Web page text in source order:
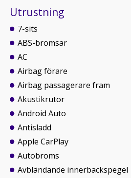
Utrustning
7-sits
ABS-bromsar
AC
Airbag förare
Airbag passagerare fram
Akustikrutor
Android Auto
Antisladd
Apple CarPlay
Autobroms
Avbländande innerbackspegel